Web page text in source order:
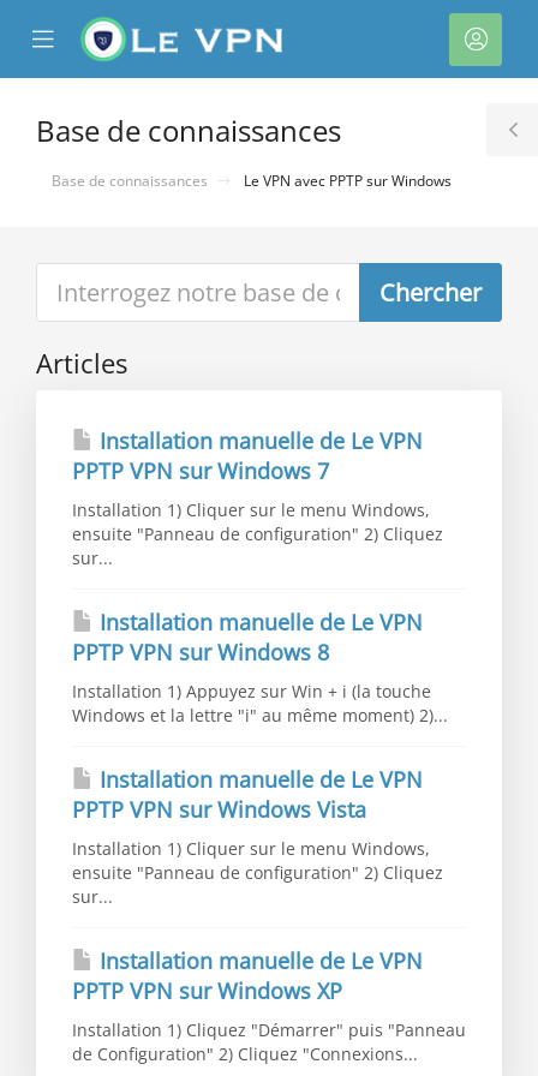
Mobile
Menu
client
Base de connaissances
Base de connaissances Le VPN avec PPTP sur Windows
Articles
Installation manuelle de Le VPN
PPTP VPN sur Windows 7
Installation 1) Cliquer sur le menu Windows,
ensuite "Panneau de configuration" 2) Cliquez
sur...
Installation manuelle de Le VPN
PPTP VPN sur Windows 8
Installation 1) Appuyez sur Win + i (la touche
Windows et la lettre "i" au même moment) 2)...
Installation manuelle de Le VPN
PPTP VPN sur Windows Vista
Installation 1) Cliquer sur le menu Windows,
ensuite "Panneau de configuration" 2) Cliquez
sur...
Installation manuelle de Le VPN
PPTP VPN sur Windows XP
Installation 1) Cliquez "Démarrer" puis "Panneau
de Configuration" 2) Cliquez "Connexions...